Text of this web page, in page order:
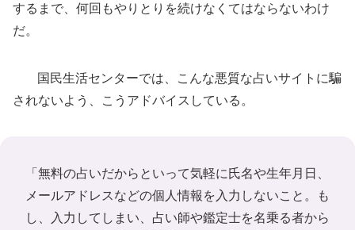
するまで、何回もやりとりを続けなくてはならないわけ
だ。
国民生活センターでは、こんな悪質な占いサイトに騙
されないよう、こうアドバイスしている。
「無料の占いだからといって気軽に氏名や生年月日、
メールアドレスなどの個人情報を入力しないこと。も
し、入力してしまい、占い師や鑑定士を名乗る者から